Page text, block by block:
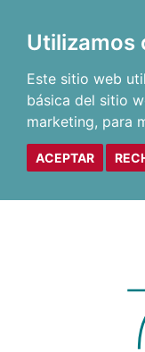
Utilizamos
Este sitio web
básica del sitio
marketing, para
ACEPTAR